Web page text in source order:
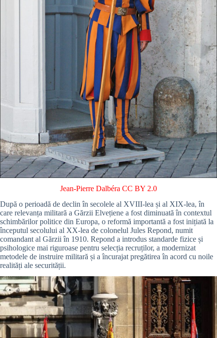
Jean-Pierre Dalbéra CC BY 2.0
După o perioadă de declin în secolele al XVIII-lea și al XIX-lea, în
care relevanța militară a Gărzii Elvețiene a fost diminuată în contextul
schimbărilor politice din Europa, o reformă importantă a fost inițiată la
începutul secolului al XX-lea de colonelul Jules Repond, numit
comandant al Gărzii în 1910. Repond a introdus standarde fizice și
psihologice mai riguroase pentru selecția recruților, a modernizat
metodele de instruire militară și a încurajat pregătirea în acord cu noile
realități ale securității.